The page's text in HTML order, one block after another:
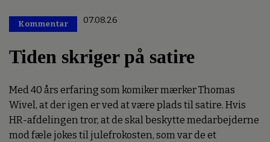
Kommentar 07.08.26
Tiden skriger på satire
Med 40 års erfaring som komiker mærker Thomas
Wivel, at der igen er ved at være plads til satire. Hvis
HR-afdelingen tror, at de skal beskytte medarbejderne
mod fæle jokes til julefrokosten, som var de et